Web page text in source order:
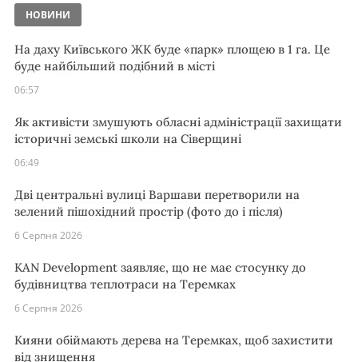
НОВИНИ
На даху Київського ЖК буде «парк» площею в 1 га. Це
буде найбільший подібний в місті
06:57
Як активісти змушують обласні адміністрації захищати
історичні земські школи на Сіверщині
06:49
Дві центральні вулиці Варшави перетворили на
зелений пішохідний простір (фото до і після)
6 Серпня 2026
KAN Development заявляє, що не має стосунку до
будівництва теплотраси на Теремках
6 Серпня 2026
Кияни обіймають дерева на Теремках, щоб захистити
від знищення